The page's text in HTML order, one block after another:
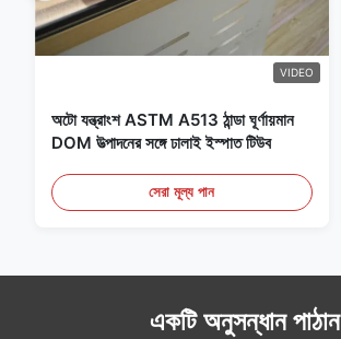
VIDEO
অটো যন্ত্রাংশ ASTM A513 ঠান্ডা ঘূর্ণায়মান
DOM উত্পাদনের সঙ্গে ঢালাই ইস্পাত টিউব
সেরা মূল্য পান
একটি অনুসন্ধান পাঠান